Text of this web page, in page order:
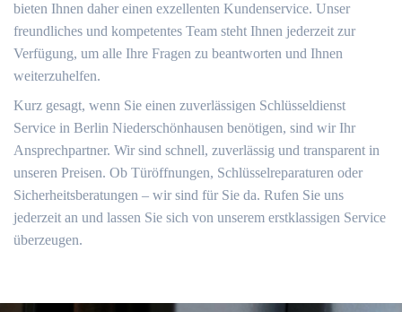
bieten Ihnen daher einen exzellenten Kundenservice. Unser
freundliches und kompetentes Team steht Ihnen jederzeit zur
Verfügung, um alle Ihre Fragen zu beantworten und Ihnen
weiterzuhelfen.
Kurz gesagt, wenn Sie einen zuverlässigen Schlüsseldienst
Service in Berlin Niederschönhausen benötigen, sind wir Ihr
Ansprechpartner. Wir sind schnell, zuverlässig und transparent in
unseren Preisen. Ob Türöffnungen, Schlüsselreparaturen oder
Sicherheitsberatungen – wir sind für Sie da. Rufen Sie uns
jederzeit an und lassen Sie sich von unserem erstklassigen Service
überzeugen.